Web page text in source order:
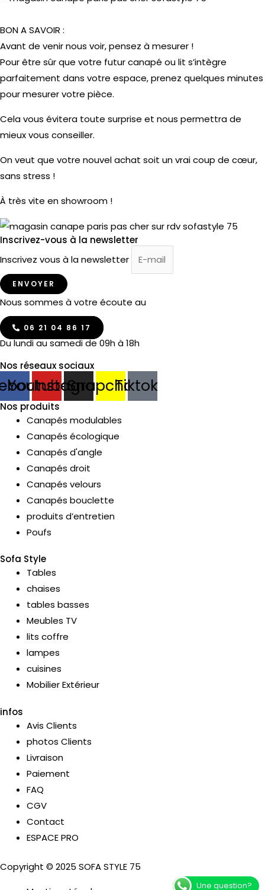
BON A SAVOIR :
Avant de venir nous voir, pensez à mesurer !
Pour être sûr que votre futur canapé ou lit s’intègre
parfaitement dans votre espace, prenez quelques minutes
pour mesurer votre pièce.
Cela vous évitera toute surprise et nous permettra de
mieux vous conseiller.
On veut que votre nouvel achat soit un vrai coup de cœur,
sans stress !
À très vite en showroom !
Inscrivez-vous à la newsletter
Inscrivez vous à la newsletter
ENVOYER
Nous sommes à votre écoute au
06 21 04 86 17
Du lundi au samedi de 09h à 18h
Nos réseaux sociaux
Youtube
Instagram
Snapchat
Tiktok
Nos produits
Canapés modulables
Canapés écologique
Canapés d'angle
Canapés droit
Canapés velours
Canapés bouclette
produits d’entretien
Poufs
Sofa Style
Tables
chaises
tables basses
Meubles TV
lits coffre
lampes
cuisines
Mobilier Extérieur
infos
Avis Clients
photos Clients
Livraison
Paiement
FAQ
CGV
Contact
ESPACE PRO
Copyright © 2025 SOFA STYLE 75
Une question?